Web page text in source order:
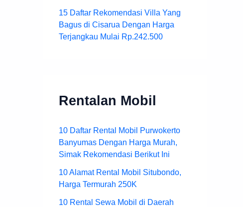
15 Daftar Rekomendasi Villa Yang
Bagus di Cisarua Dengan Harga
Terjangkau Mulai Rp.242.500
Rentalan Mobil
10 Daftar Rental Mobil Purwokerto
Banyumas Dengan Harga Murah,
Simak Rekomendasi Berikut Ini
10 Alamat Rental Mobil Situbondo,
Harga Termurah 250K
10 Rental Sewa Mobil di Daerah